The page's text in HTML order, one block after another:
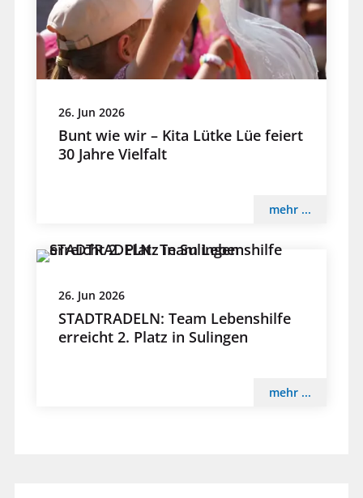
26. Jun 2026
Bunt wie wir – Kita Lütke Lüe feiert
30 Jahre Vielfalt
mehr ...
26. Jun 2026
STADTRADELN: Team Lebenshilfe
erreicht 2. Platz in Sulingen
mehr ...